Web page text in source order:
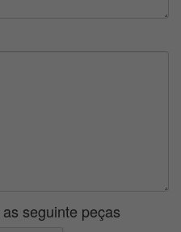
seguinte peças